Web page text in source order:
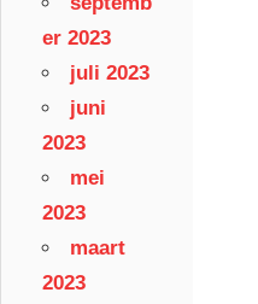
er 2023
juli 2023
juni
2023
mei
2023
maart
2023